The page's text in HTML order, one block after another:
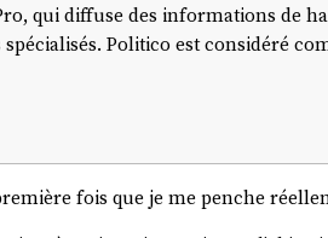
qui diffuse des informations de
Politico est considéré
fois que je me penche